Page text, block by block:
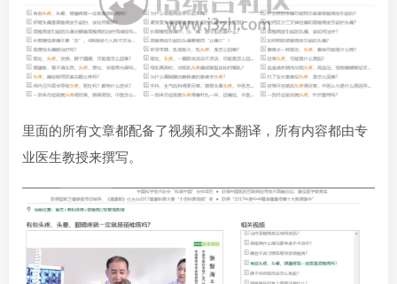
里面的所有文章都配备了视频和文本翻译，所有内容都由专
业医生教授来撰写。